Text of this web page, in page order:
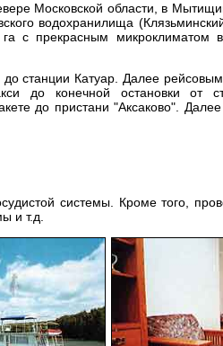
Московской области, в
водохранилища
с прекрасным микроклиматом в
до станции Катуар. Далее
до конечной остановки от
до пристани "Аксаково".
системы. Кроме того,
и т.д.